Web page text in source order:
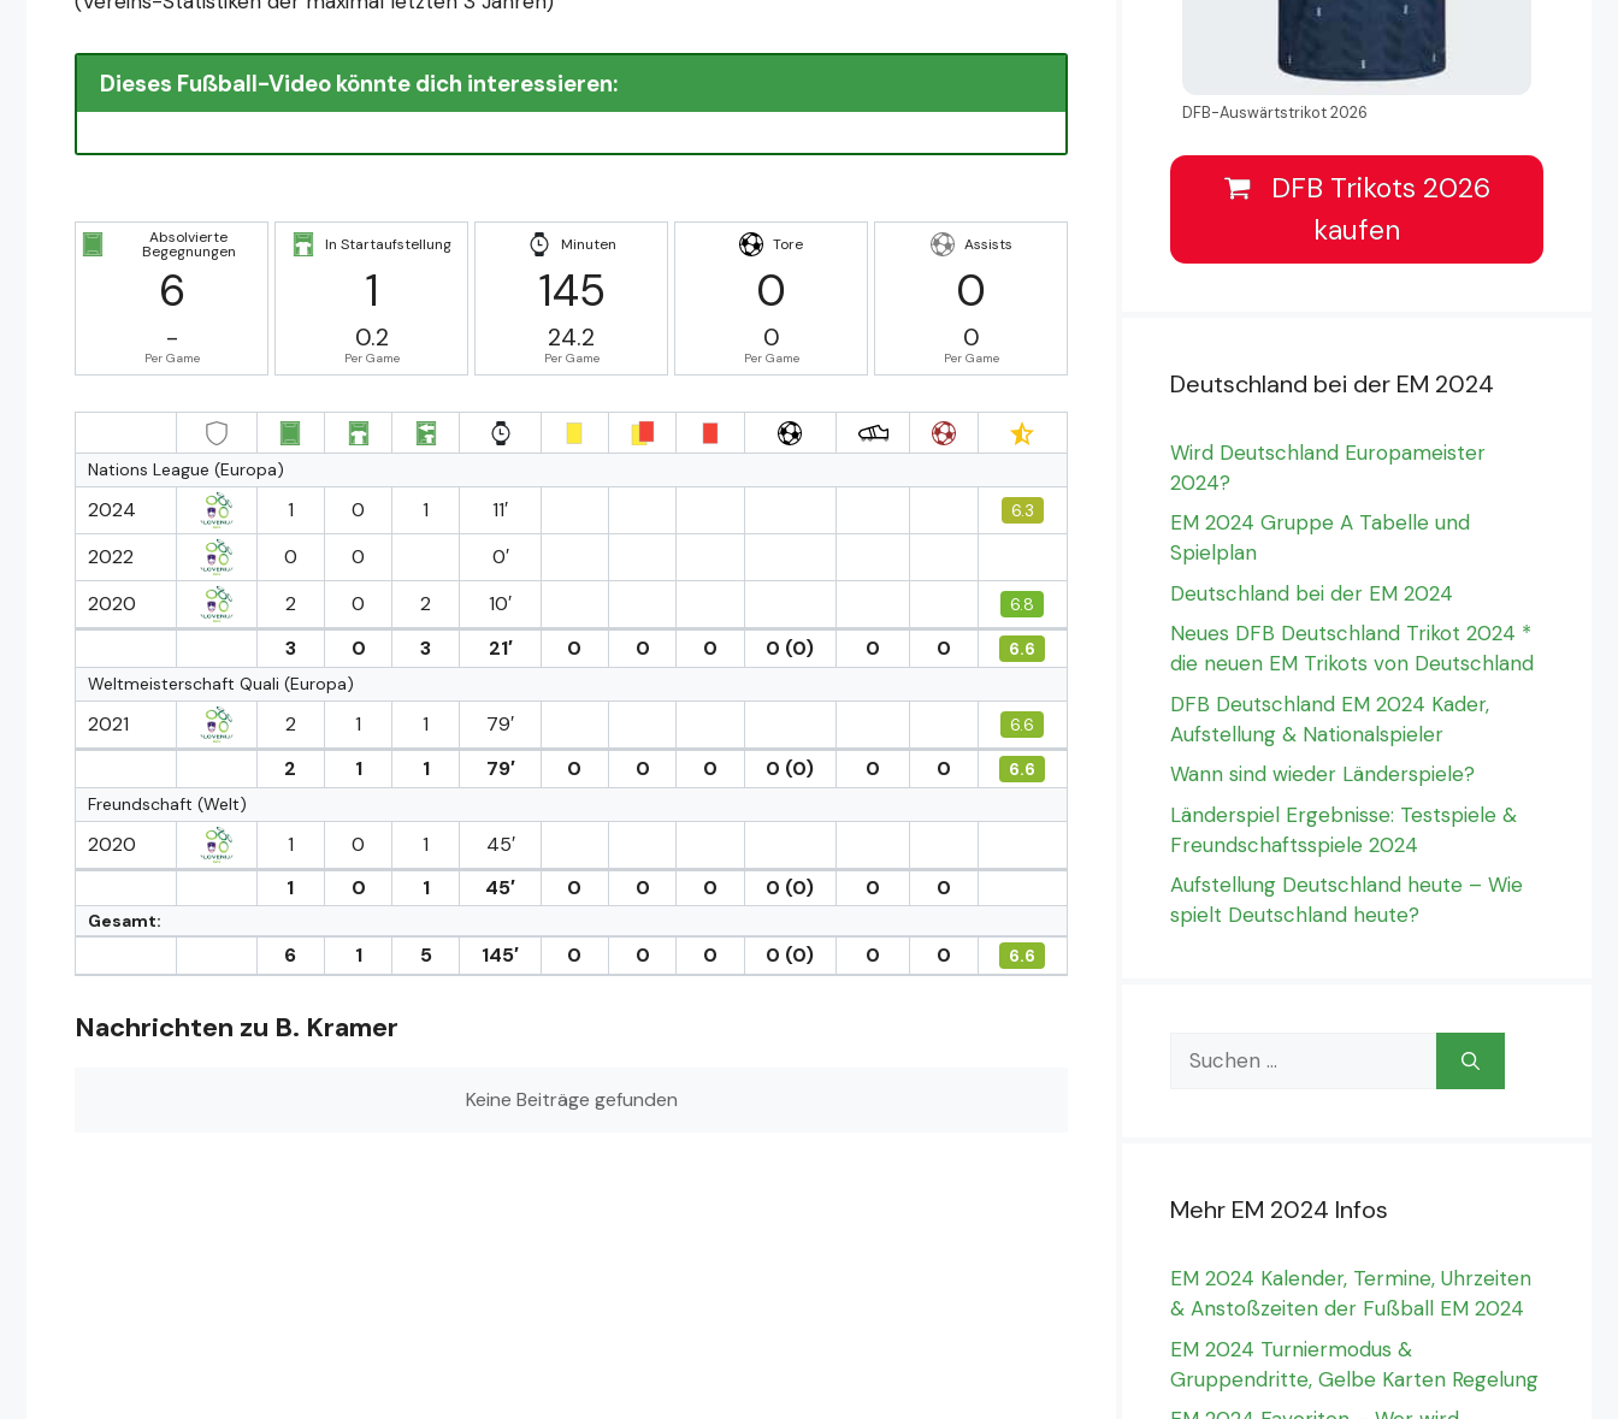
Dieses Fußball-Video könnte dich interessieren:
Absolvierte
Begegnungen
6
-
Per Game
In Startaufstellung
1
0.2
Per Game
Minuten
145
24.2
Per Game
Tore
0
0
Per Game
Assists
0
0
Per Game
Nations League (Europa)
2024 1 0 1 11′ 6.3
2022 0 0
0′
2020
2 0 2 10′ 6.8
3 0 3 21′ 0 0 0 0 (0) 0 0
6.6
Weltmeisterschaft Quali (Europa)
2021 2 1 1 79′ 6.6
2 1 1 79′ 0 0 0 0 (0) 0 0
6.6
Freundschaft (Welt)
2020 1 0 1
45′
1
0 1 45′ 0 0 0 0 (0) 0 0
Gesamt:
6 1 5 145′ 0 0 0 0 (0) 0 0 6.6
Nachrichten zu B. Kramer
Keine Beiträge gefunden
DFB-Auswärtstrikot 2026
DFB Trikots 2026
kaufen
Deutschland bei der EM 2024
Wird Deutschland Europameister
2024?
EM 2024 Gruppe A Tabelle und
Spielplan
Deutschland bei der EM 2024
Neues DFB Deutschland Trikot 2024 *
die neuen EM Trikots von Deutschland
DFB Deutschland EM 2024 Kader,
Aufstellung & Nationalspieler
Wann sind wieder Länderspiele?
Länderspiel Ergebnisse: Testspiele &
Freundschaftsspiele 2024
Aufstellung Deutschland heute – Wie
spielt Deutschland heute?
Suchen
nach:
Mehr EM 2024 Infos
EM 2024 Kalender, Termine, Uhrzeiten
& Anstoßzeiten der Fußball EM 2024
EM 2024 Turniermodus &
Gruppendritte, Gelbe Karten Regelung